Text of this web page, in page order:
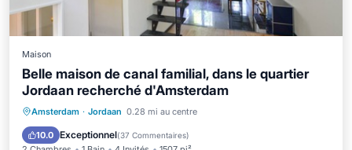
Maison
Belle maison de canal familial, dans le quartier
Jordaan recherché d'Amsterdam
Amsterdam · Jordaan 0.28 mi au centre
10.0 Exceptionnel(37 Commentaires)
Parking Piscine
Cuisine